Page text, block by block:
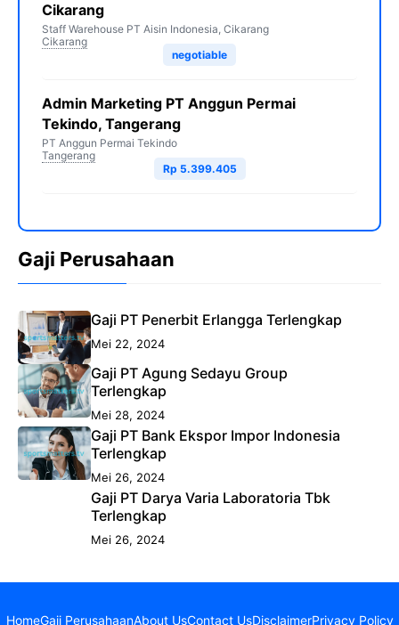
Cikarang
Staff Warehouse PT Aisin Indonesia, Cikarang
Cikarang
negotiable
Admin Marketing PT Anggun Permai
Tekindo, Tangerang
PT Anggun Permai Tekindo
Tangerang
Rp 5.399.405
Gaji Perusahaan
Gaji PT Penerbit Erlangga Terlengkap
Mei 22, 2024
Gaji PT Agung Sedayu Group
Terlengkap
Mei 28, 2024
Gaji PT Bank Ekspor Impor Indonesia
Terlengkap
Mei 26, 2024
Gaji PT Darya Varia Laboratoria Tbk
Terlengkap
Mei 26, 2024
HomeGaji PerusahaanAbout UsContact UsDisclaimerPrivacy Policy